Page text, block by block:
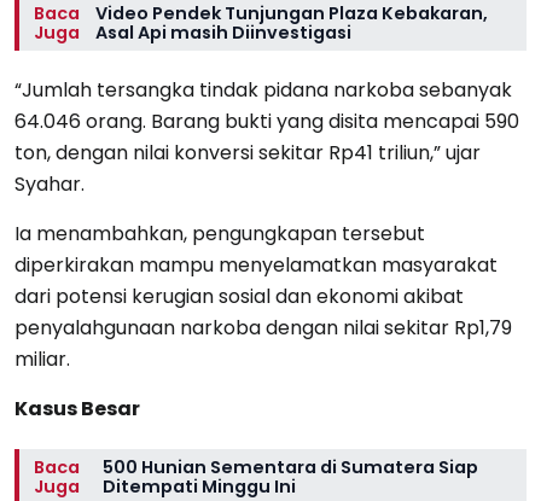
Baca
Juga
Video Pendek Tunjungan Plaza Kebakaran,
Asal Api masih Diinvestigasi
“Jumlah tersangka tindak pidana narkoba sebanyak
64.046 orang. Barang bukti yang disita mencapai 590
ton, dengan nilai konversi sekitar Rp41 triliun,” ujar
Syahar.
Ia menambahkan, pengungkapan tersebut
diperkirakan mampu menyelamatkan masyarakat
dari potensi kerugian sosial dan ekonomi akibat
penyalahgunaan narkoba dengan nilai sekitar Rp1,79
miliar.
Kasus Besar
Baca
Juga
500 Hunian Sementara di Sumatera Siap
Ditempati Minggu Ini